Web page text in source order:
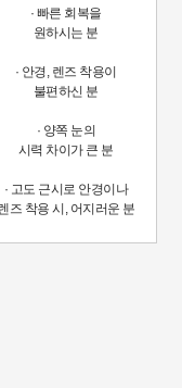
· 빠른 회복을
원하시는 분
· 안경, 렌즈 착용이
불편하신 분
· 양쪽 눈의
시력 차이가 큰 분
· 고도 근시로 안경이나
즈 착용 시, 어지러운 분